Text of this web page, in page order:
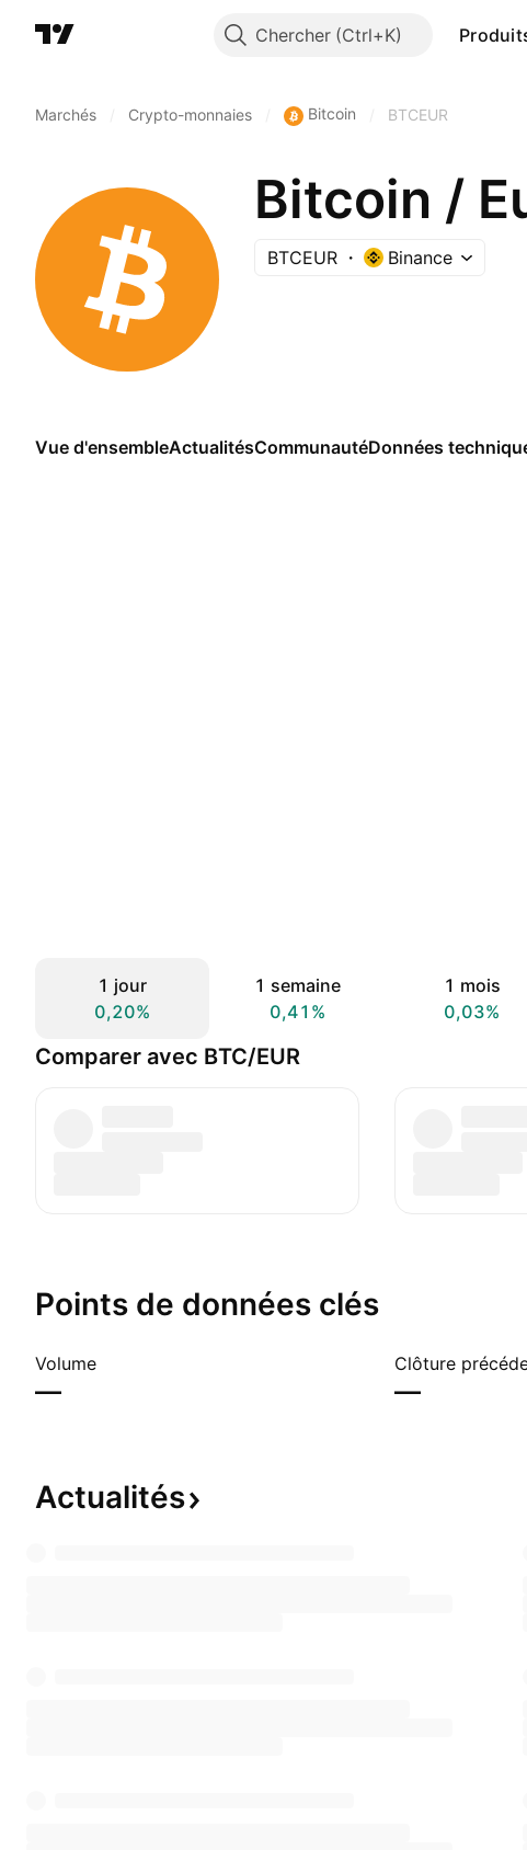
Chercher
Marchés Crypto-monnaies Bitcoin BTCEUR
Bitcoin /
BTCEUR Binance
Vue d'ensembleActualitésCommunautéDonnées
1 jour
0,20%
1 semaine
0,41%
1 mois
0,03%
Comparer avec BTC/EUR
Points de données clés
Volume
—
Clôture
—
Actualités